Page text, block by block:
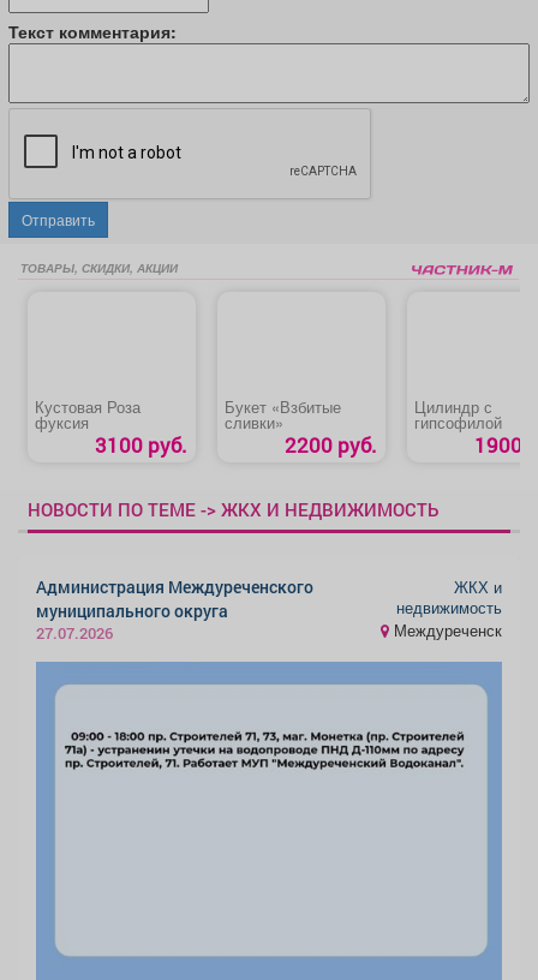
Текст комментария:
Отправить
ТОВАРЫ, СКИДКИ, АКЦИИ
Кустовая Роза
фуксия
3100 руб.
Букет «Взбитые
сливки»
2200 руб.
Цилиндр с
гипсофилой
1900
НОВОСТИ ПО ТЕМЕ -> ЖКХ И НЕДВИЖИМОСТЬ
Администрация Междуреченского
муниципального округа
27.07.2026
ЖКХ и
недвижимость
Междуреченск